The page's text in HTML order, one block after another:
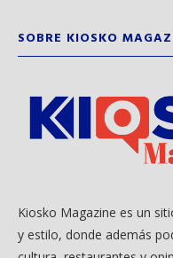
SOBRE KIOSKO
Kiosko Magazine es un
y estilo, donde además